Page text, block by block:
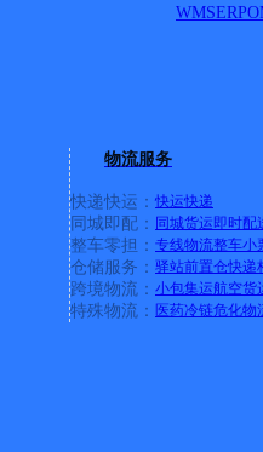
WMSERP
物流服务
快递快运： 快运快递
同城即配： 同城货运即时配
整车零担： 专线物流整车小
仓储服务： 驿站前置仓快递
跨境物流： 小包集运航空货
特殊物流： 医药冷链危化物